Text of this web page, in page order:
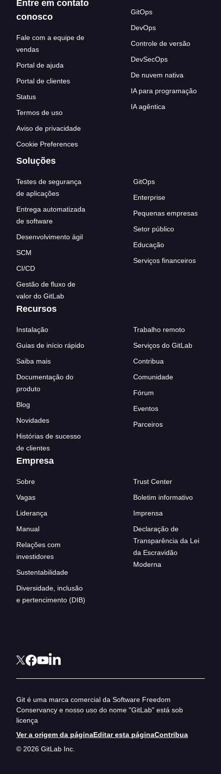
Entre em contato
conosco
Fale com a equipe de
vendas
Portal de ajuda
Portal de clientes
Status
Termos de uso
Aviso de privacidade
Cookie Preferences
GitOps
DevOps
Controle de versão
DevSecOps
De nuvem nativa
IA para programação
IA agêntica
Soluções
Testes de segurança
de aplicações
Entrega automatizada
de software
Desenvolvimento ágil
SCM
CI/CD
Gestão de fluxo de
valor do GitLab
GitOps
Enterprise
Pequenas empresas
Setor público
Educação
Serviços financeiros
Recursos
Instalação
Guias de início rápido
Saiba mais
Documentação do
produto
Blog
Novidades
Histórias de sucesso
de clientes
Trabalho remoto
Serviços do GitLab
Contribua
Comunidade
Fórum
Eventos
Parceiros
Empresa
Sobre
Vagas
Liderança
Manual
Relações com
investidores
Sustentabilidade
Diversidade, inclusão
e pertencimento (DIB)
Trust Center
Boletim informativo
Imprensa
Declaração de
Transparência da Lei
da Escravidão
Moderna
Git é uma marca comercial da Software Freedom
Conservancy e nosso uso do nome "GitLab" está sob
licença
Ver a origem da páginaEditar esta páginaContribua
© 2026 GitLab Inc.